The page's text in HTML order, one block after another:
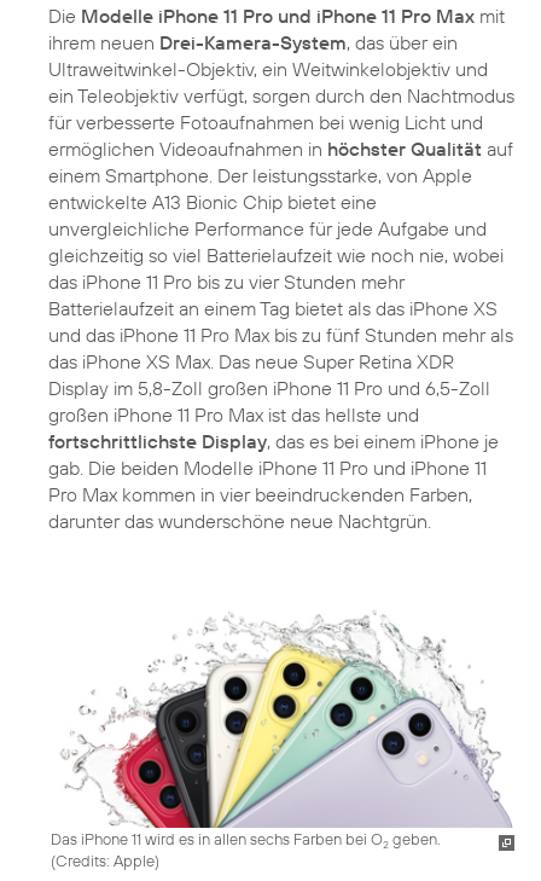
Die Modelle iPhone 11 Pro und iPhone 11 Pro Max mit
ihrem neuen Drei-Kamera-System, das über ein
Ultraweitwinkel-Objektiv, ein Weitwinkelobjektiv und
ein Teleobjektiv verfügt, sorgen durch den Nachtmodus
für verbesserte Fotoaufnahmen bei wenig Licht und
ermöglichen Videoaufnahmen in höchster Qualität auf
einem Smartphone. Der leistungsstarke, von Apple
entwickelte A13 Bionic Chip bietet eine
unvergleichliche Performance für jede Aufgabe und
gleichzeitig so viel Batterielaufzeit wie noch nie, wobei
das iPhone 11 Pro bis zu vier Stunden mehr
Batterielaufzeit an einem Tag bietet als das iPhone XS
und das iPhone 11 Pro Max bis zu fünf Stunden mehr als
das iPhone XS Max. Das neue Super Retina XDR
Display im 5,8-Zoll großen iPhone 11 Pro und 6,5-Zoll
großen iPhone 11 Pro Max ist das hellste und
fortschrittlichste Display, das es bei einem iPhone je
gab. Die beiden Modelle iPhone 11 Pro und iPhone 11
Pro Max kommen in vier beeindruckenden Farben,
darunter das wunderschöne neue Nachtgrün.
Das iPhone 11 wird es in allen sechs Farben bei O2 geben.
(Credits: Apple)